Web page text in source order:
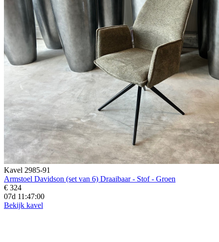
Kavel 2985-91
Armstoel Davidson (set van 6) Draaibaar - Stof - Groen
€ 324
07d 11:46:58
Bekijk kavel